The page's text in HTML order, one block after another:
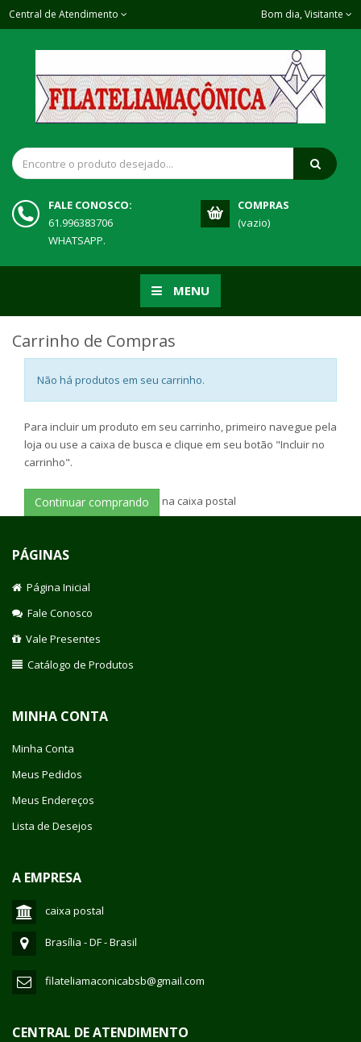
Central de Atendimento Bom dia, Visitante
FALE CONOSCO:
61.996383706
WHATSAPP.
COMPRAS
(vazio)
MENU
Carrinho de Compras
Não há produtos em seu carrinho.
Para incluir um produto em seu carrinho, primeiro navegue pela
loja ou use a caixa de busca e clique em seu botão "Incluir no
carrinho".
Continuar comprando na caixa postal
PÁGINAS
Página Inicial
Fale Conosco
Vale Presentes
Catálogo de Produtos
MINHA CONTA
Minha Conta
Meus Pedidos
Meus Endereços
Lista de Desejos
A EMPRESA
caixa postal
Brasília - DF - Brasil
filateliamaconicabsb@gmail.com
CENTRAL DE ATENDIMENTO